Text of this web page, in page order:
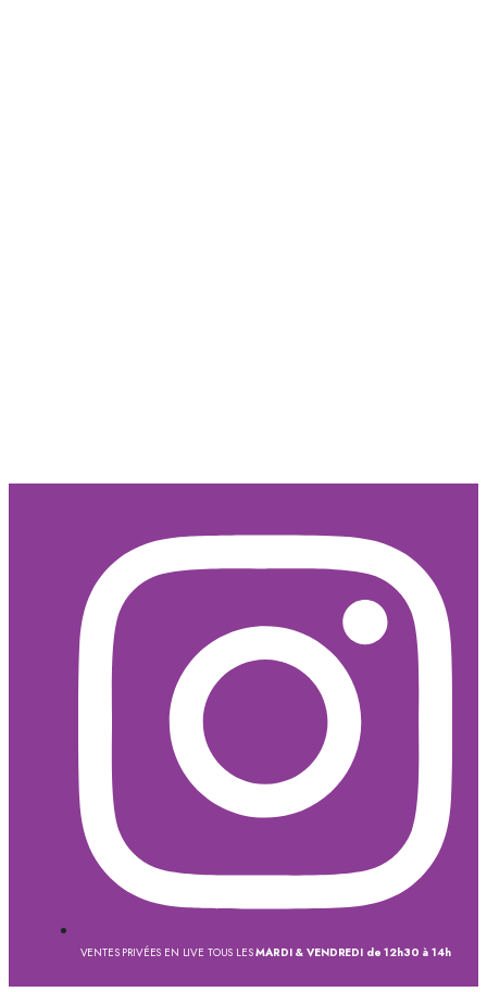
VENTES PRIVÉES EN LIVE TOUS LESMARDI & VENDREDI de 12h30 à 14h